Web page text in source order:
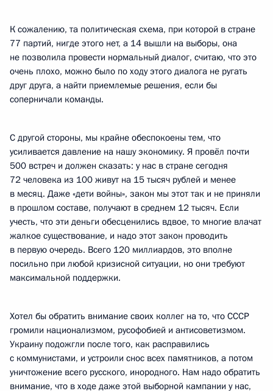
К сожалению, та политическая схема, при которой в стране
77 партий, нигде этого нет, а 14 вышли на выборы, она
не позволила провести нормальный диалог, считаю, что это
очень плохо, можно было по ходу этого диалога не ругать
друг друга, а найти приемлемые решения, если бы
соперничали команды.
С другой стороны, мы крайне обеспокоены тем, что
усиливается давление на нашу экономику. Я провёл почти
500 встреч и должен сказать: у нас в стране сегодня
72 человека из 100 живут на 15 тысяч рублей и менее
в месяц. Даже «дети войны», закон мы этот так и не приняли
в прошлом составе, получают в среднем 12 тысяч. Если
учесть, что эти деньги обесценились вдвое, то многие влачат
жалкое существование, и надо этот закон проводить
в первую очередь. Всего 120 миллиардов, это вполне
посильно при любой кризисной ситуации, но они требуют
максимальной поддержки.
Хотел бы обратить внимание своих коллег на то, что СССР
громили национализмом, русофобией и антисоветизмом.
Украину подожгли после того, как расправились
с коммунистами, и устроили снос всех памятников, а потом
уничтожение всего русского, инородного. Нам надо обратить
внимание, что в ходе даже этой выборной кампании у нас,